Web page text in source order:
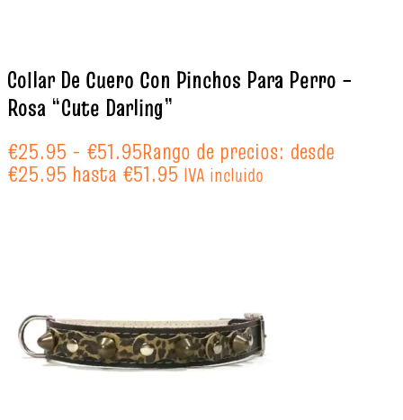
Collar De Cuero Con Pinchos Para Perro –
Rosa “Cute Darling”
€25.95 - €51.95Rango de precios: desde
€25.95 hasta €51.95 IVA incluido